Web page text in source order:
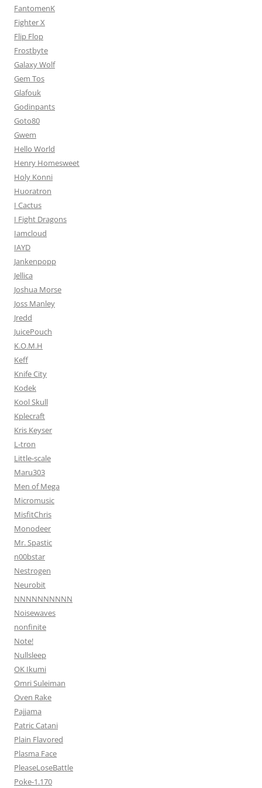
FantomenK
Fighter X
Flip Flop
Frostbyte
Galaxy Wolf
Gem Tos
Glafouk
Godinpants
Goto80
Gwem
Hello World
Henry Homesweet
Holy Konni
Huoratron
I Cactus
I Fight Dragons
Iamcloud
IAYD
Jankenpopp
Jellica
Joshua Morse
Joss Manley
Jredd
JuicePouch
K.O.M.H
Keff
Knife City
Kodek
Kool Skull
Kplecraft
Kris Keyser
L-tron
Little-scale
Maru303
Men of Mega
Micromusic
MisfitChris
Monodeer
Mr. Spastic
n00bstar
Nestrogen
Neurobit
NNNNNNNNNN
Noisewaves
nonfinite
Note!
Nullsleep
OK Ikumi
Omri Suleiman
Oven Rake
Pajjama
Patric Catani
Plain Flavored
Plasma Face
PleaseLoseBattle
Poke-1.170